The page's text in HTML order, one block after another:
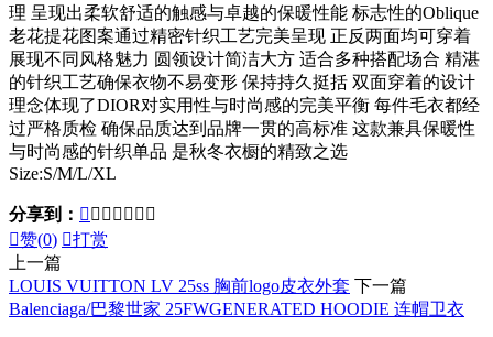
理 呈现出柔软舒适的触感与卓越的保暖性能 标志性的Oblique
老花提花图案通过精密针织工艺完美呈现 正反两面均可穿着
展现不同风格魅力 圆领设计简洁大方 适合多种搭配场合 精湛
的针织工艺确保衣物不易变形 保持持久挺括 双面穿着的设计
理念体现了DIOR对实用性与时尚感的完美平衡 每件毛衣都经
过严格质检 确保品质达到品牌一贯的高标准 这款兼具保暖性
与时尚感的针织单品 是秋冬衣橱的精致之选
Size:S/M/L/XL
分享到：       
赞(0) 打赏
上一篇
LOUIS VUITTON LV 25ss 胸前logo皮衣外套 下一篇
Balenciaga/巴黎世家 25FWGENERATED HOODIE 连帽卫衣